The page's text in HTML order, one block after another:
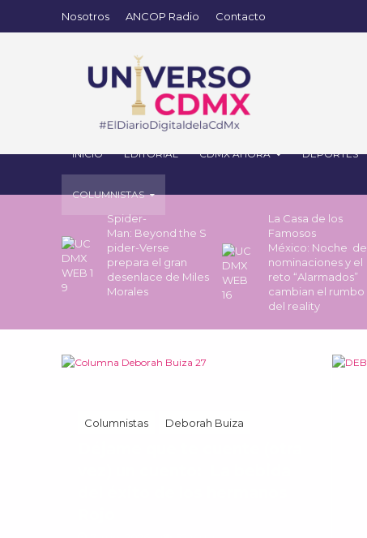
Nosotros ANCOP Radio Contacto
INICIO EDITORIAL CDMX AHORA DEPORTES
COLUMNISTAS
Spider-
Man: Beyond the S
pider-Verse
prepara el gran
desenlace de Miles
Morales
La Casa de los
Famosos
México: Noche de
nominaciones y el
reto “Alarmados”
cambian el rumbo
del reality
Columnistas Deborah Buiza